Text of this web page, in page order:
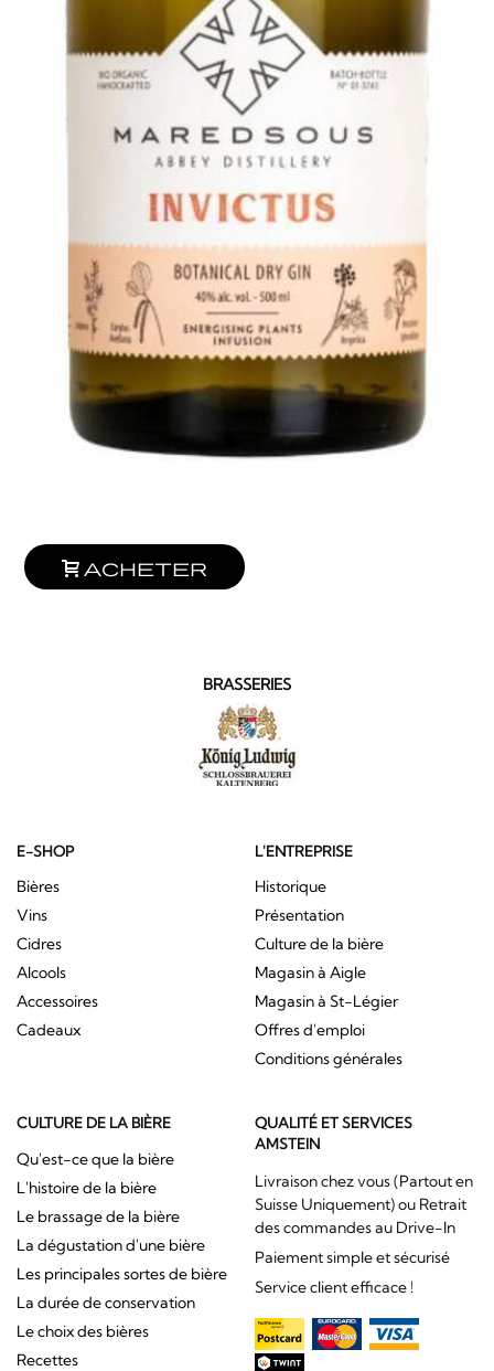
Acheter
BRASSERIES
E-SHOP
Bières
Vins
Cidres
Alcools
Accessoires
Cadeaux
L'ENTREPRISE
Historique
Présentation
Culture de la bière
Magasin à Aigle
Magasin à St-Légier
Offres d'emploi
Conditions générales
CULTURE DE LA BIÈRE
Qu'est-ce que la bière
L'histoire de la bière
Le brassage de la bière
La dégustation d'une bière
Les principales sortes de bière
La durée de conservation
Le choix des bières
Recettes
QUALITÉ ET SERVICES
AMSTEIN
Livraison chez vous (Partout en
Suisse Uniquement) ou Retrait
des commandes au Drive-In
Paiement simple et sécurisé
Service client efficace !